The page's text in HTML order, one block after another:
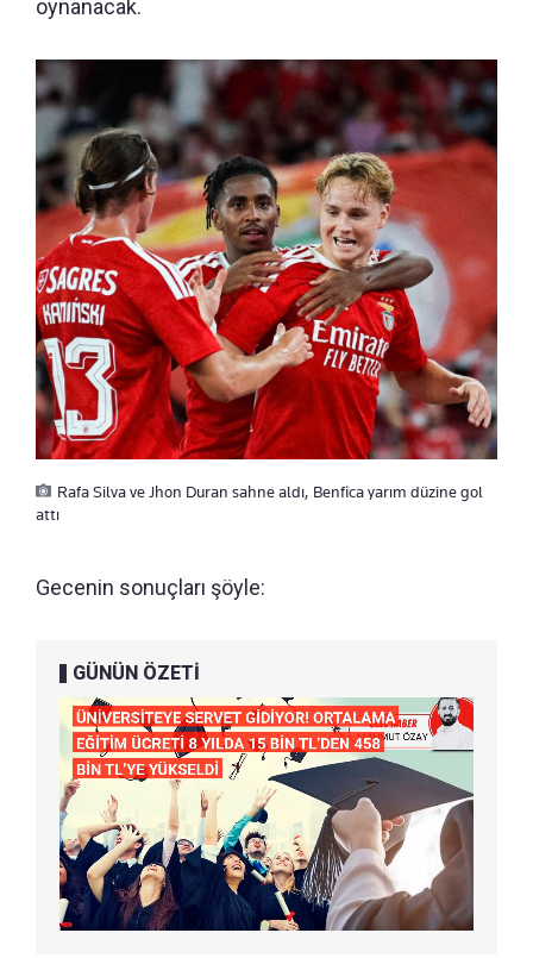
oynanacak.
Rafa Silva ve Jhon Duran sahne aldı, Benfica yarım düzine gol
attı
Gecenin sonuçları şöyle:
GÜNÜN ÖZETİ